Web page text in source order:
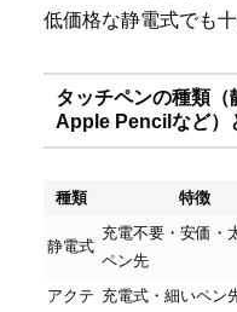
低価格な静電式でも十
タッチペンの種類（
Apple Pencilなど）
種類 特徴
静電式
充電不要・安価・
ペン先
アクテ 充電式・細いペン